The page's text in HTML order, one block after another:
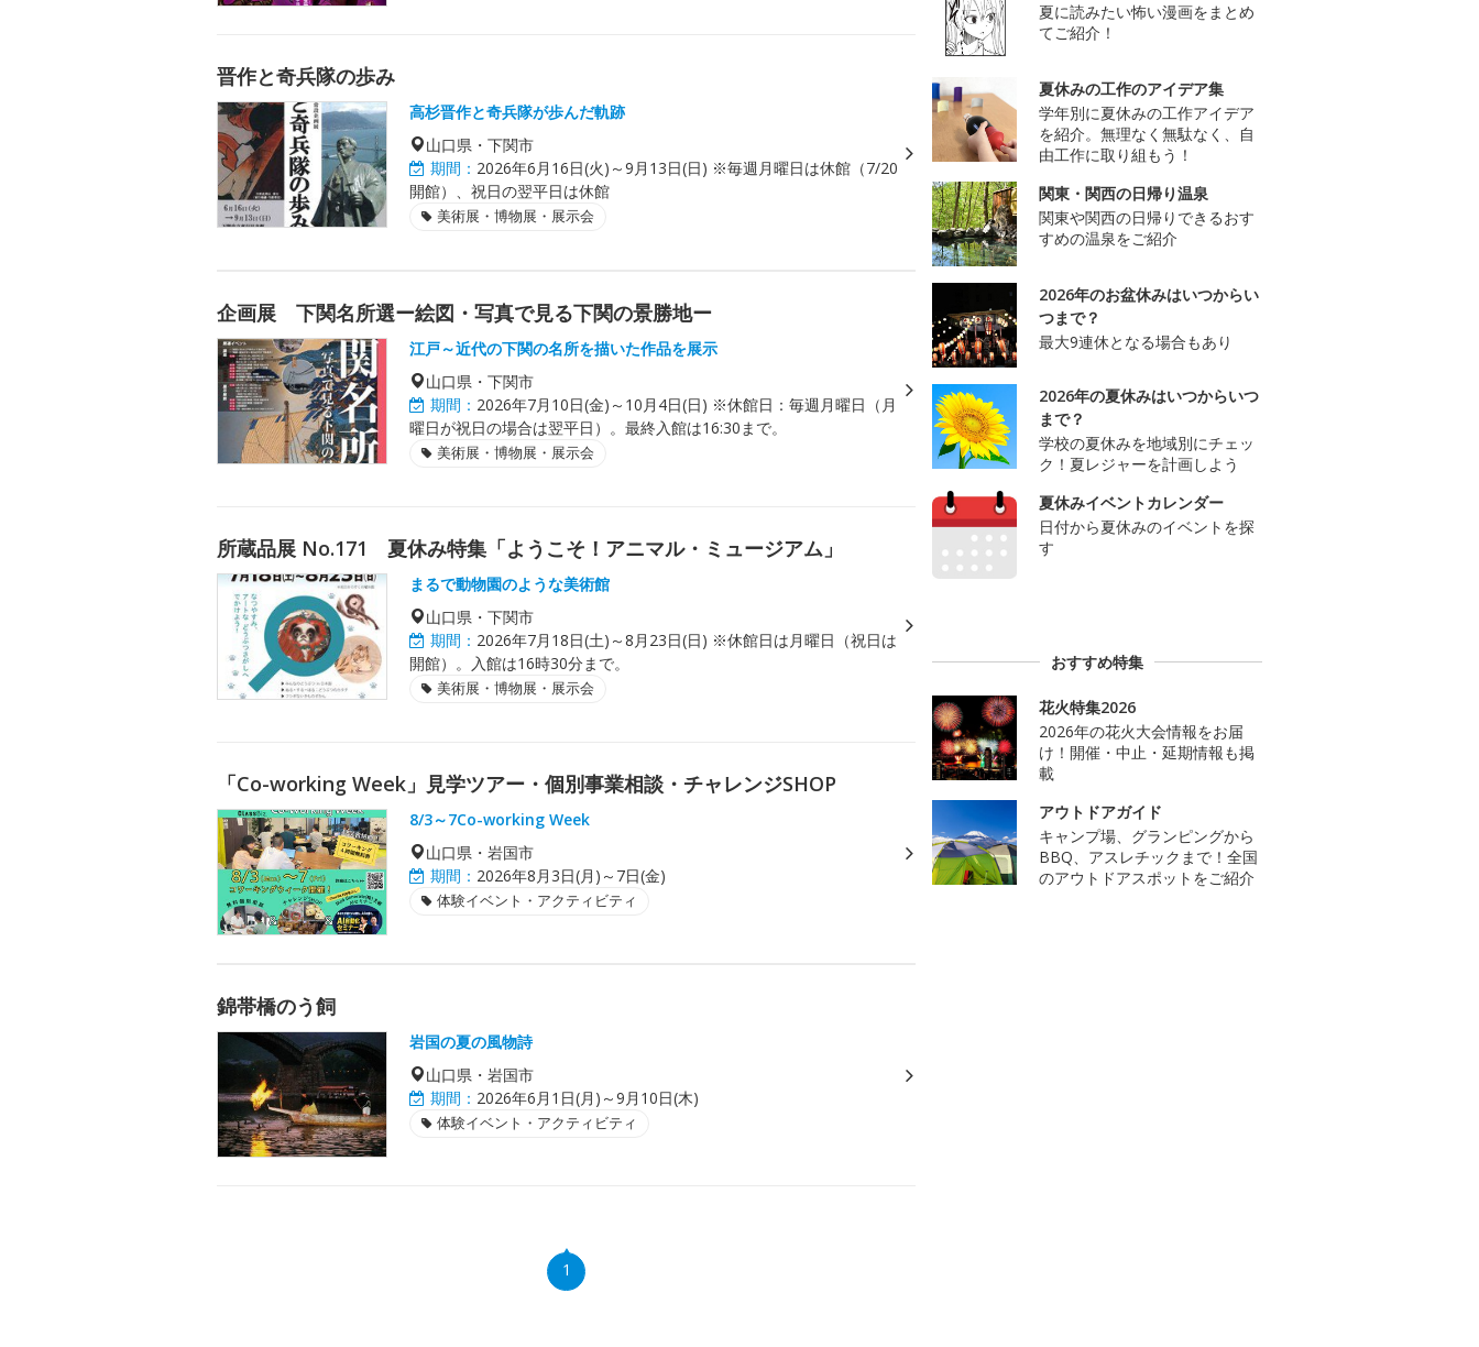
晋作と奇兵隊の歩み
高杉晋作と奇兵隊が歩んだ軌跡
山口県・下関市
期間： 2026年6月16日(火)～9月13日(日) ※毎週月曜日は休館（7/20
開館）、祝日の翌平日は休館
美術展・博物展・展示会
企画展 下関名所選ー絵図・写真で見る下関の景勝地ー
江戸～近代の下関の名所を描いた作品を展示
山口県・下関市
期間： 2026年7月10日(金)～10月4日(日) ※休館日：毎週月曜日（月
曜日が祝日の場合は翌平日）。最終入館は16:30まで。
美術展・博物展・展示会
所蔵品展 No.171 夏休み特集「ようこそ！アニマル・ミュージアム」
まるで動物園のような美術館
山口県・下関市
期間： 2026年7月18日(土)～8月23日(日) ※休館日は月曜日（祝日は
開館）。入館は16時30分まで。
美術展・博物展・展示会
「Co-working Week」見学ツアー・個別事業相談・チャレンジSHOP
8/3～7Co-working Week
山口県・岩国市
期間： 2026年8月3日(月)～7日(金)
体験イベント・アクティビティ
錦帯橋のう飼
岩国の夏の風物詩
山口県・岩国市
期間： 2026年6月1日(月)～9月10日(木)
体験イベント・アクティビティ
1
夏に読みたい怖い漫画をまとめ
てご紹介！
夏休みの工作のアイデア集
学年別に夏休みの工作アイデア
を紹介。無理なく無駄なく、自
由工作に取り組もう！
関東・関西の日帰り温泉
関東や関西の日帰りできるおす
すめの温泉をご紹介
2026年のお盆休みはいつからい
つまで？
最大9連休となる場合もあり
2026年の夏休みはいつからいつ
まで？
学校の夏休みを地域別にチェッ
ク！夏レジャーを計画しよう
夏休みイベントカレンダー
日付から夏休みのイベントを探
す
おすすめ特集
花火特集2026
2026年の花火大会情報をお届
け！開催・中止・延期情報も掲
載
アウトドアガイド
キャンプ場、グランピングから
BBQ、アスレチックまで！全国
のアウトドアスポットをご紹介